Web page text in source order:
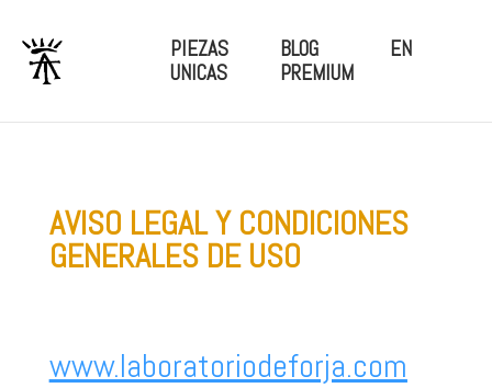
PIEZAS
UNICAS
BLOG
PREMIUM
EN
AVISO LEGAL Y CONDICIONES
GENERALES DE USO
www.laboratoriodeforja.com